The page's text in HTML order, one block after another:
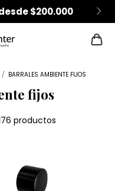
desde $200.000
/ BARRALES AMBIENTE FIJOS
fijos
productos